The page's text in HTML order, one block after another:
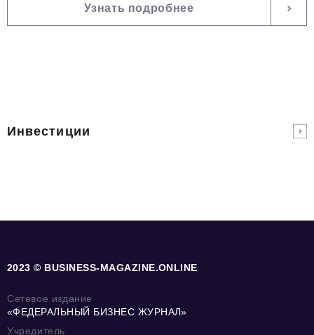
Узнать подробнее
Инвестиции
2023 © BUSINESS-MAGAZINE.ONLINE
Сетевое издание
«ФЕДЕРАЛЬНЫЙ БИЗНЕС ЖУРНАЛ»
Учредитель